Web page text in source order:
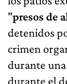
"presos de
detenidos
crimen
durante
durante el